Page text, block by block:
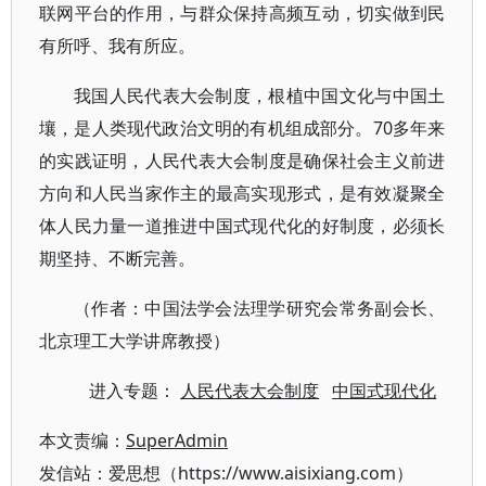
联网平台的作用，与群众保持高频互动，切实做到民
有所呼、我有所应。
我国人民代表大会制度，根植中国文化与中国土
壤，是人类现代政治文明的有机组成部分。70多年来
的实践证明，人民代表大会制度是确保社会主义前进
方向和人民当家作主的最高实现形式，是有效凝聚全
体人民力量一道推进中国式现代化的好制度，必须长
期坚持、不断完善。
（作者：中国法学会法理学研究会常务副会长、
北京理工大学讲席教授）
进入专题： 人民代表大会制度 中国式现代化
本文责编： SuperAdmin
发信站：爱思想（https://www.aisixiang.com）